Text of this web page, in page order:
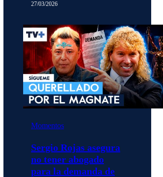
27/03/2026
Momentos
Sergio Rojas asegura
no tener abogado
para la demanda de